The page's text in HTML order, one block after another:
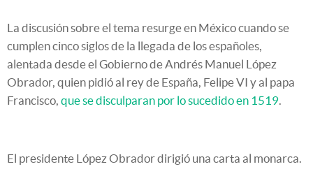
La discusión sobre el tema resurge en México cuando se
cumplen cinco siglos de la llegada de los españoles,
alentada desde el Gobierno de Andrés Manuel López
Obrador, quien pidió al rey de España, Felipe VI y al papa
Francisco, que se disculparan por lo sucedido en 1519.
El presidente López Obrador dirigió una carta al monarca.